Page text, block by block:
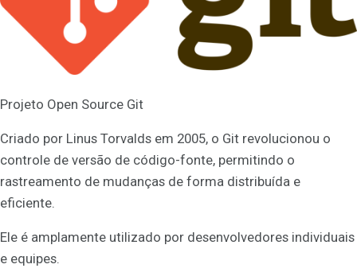
Projeto Open Source Git
Criado por Linus Torvalds em 2005, o Git revolucionou o
controle de versão de código-fonte, permitindo o
rastreamento de mudanças de forma distribuída e
eficiente.
Ele é amplamente utilizado por desenvolvedores individuais
e equipes.